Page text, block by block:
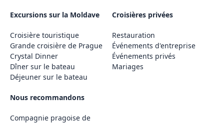
Excursions sur la Moldave
Croisière touristique
Grande croisière de Prague
Crystal Dinner
Dîner sur le bateau
Déjeuner sur le bateau
Croisières privées
Restauration
Événements d'entreprise
Événements privés
Mariages
Nous recommandons
Compagnie pragoise de